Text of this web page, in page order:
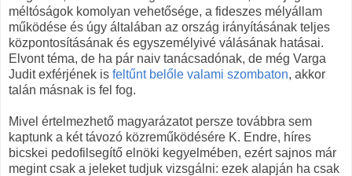
méltóságok komolyan vehetősége, a fideszes mélyállam
működése és úgy általában az ország irányításának teljes
központosításának és egyszemélyivé válásának hatásai.
Elvont téma, de ha pár naiv tanácsadónak, de még Varga
Judit exférjének is feltűnt belőle valami szombaton, akkor
talán másnak is fel fog.
Mivel értelmezhető magyarázatot persze továbbra sem
kaptunk a két távozó közreműködésére K. Endre, híres
bicskei pedofilsegítő elnöki kegyelmében, ezért sajnos már
megint csak a jeleket tudjuk vizsgálni: ezek alapján ha csak